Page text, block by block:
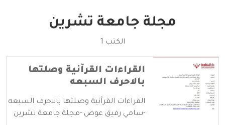
مجلة جامعة تشرين
الكتب 1
القراءات القرآنية وصلتها
بالاحرف السبعه
القراءات القرآنية وصلتها بالاحرف السبعه
-سامي رفيق عوض -مجلة جامعة تشرين